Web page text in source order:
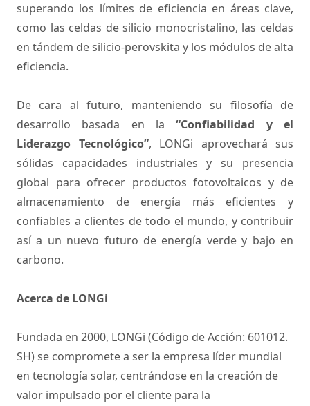
superando los límites de eficiencia en áreas clave,
como las celdas de silicio monocristalino, las celdas
en tándem de silicio-perovskita y los módulos de alta
eficiencia.
De cara al futuro, manteniendo su filosofía de
desarrollo basada en la “Confiabilidad y el
Liderazgo Tecnológico”, LONGi aprovechará sus
sólidas capacidades industriales y su presencia
global para ofrecer productos fotovoltaicos y de
almacenamiento de energía más eficientes y
confiables a clientes de todo el mundo, y contribuir
así a un nuevo futuro de energía verde y bajo en
carbono.
Acerca de LONGi
Fundada en 2000, LONGi (Código de Acción: 601012.
SH) se compromete a ser la empresa líder mundial
en tecnología solar, centrándose en la creación de
valor impulsado por el cliente para la